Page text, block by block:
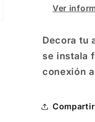
Ver
Decora tu
se instala
conexión
Compartir